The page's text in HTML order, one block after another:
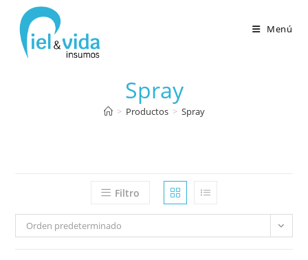
Menú
Spray
> Productos > Spray
Filtro
Orden predeterminado